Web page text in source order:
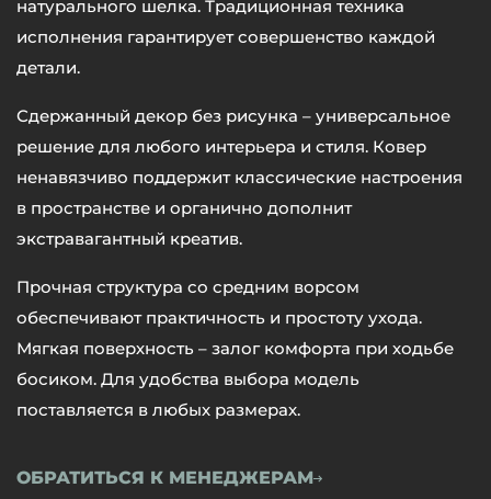
натурального шелка. Традиционная техника
исполнения гарантирует совершенство каждой
детали.
Сдержанный декор без рисунка – универсальное
решение для любого интерьера и стиля. Ковер
ненавязчиво поддержит классические настроения
в пространстве и органично дополнит
экстравагантный креатив.
Прочная структура со средним ворсом
обеспечивают практичность и простоту ухода.
Мягкая поверхность – залог комфорта при ходьбе
босиком. Для удобства выбора модель
поставляется в любых размерах.
ОБРАТИТЬСЯ К МЕНЕДЖЕРАМ